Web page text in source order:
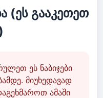
(ეს გააკეთეთ
ეს ნაბიჯები
მიუხედავად
ამაში